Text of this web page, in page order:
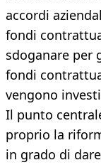
accordi
fondi
sdoganare per
fondi
vengono
Il punto
proprio la
in grado di